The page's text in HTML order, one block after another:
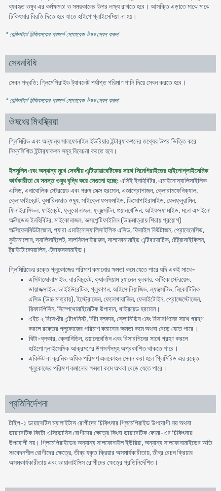
ব্যবহৃত ওষুধ এর কর্মক্ষমতা ও সময়কালের উপর লক্ষ্য রাখতে হবে। আসক্তি এড়াতে মাঝে মাঝে
চিকিৎসার বিরতি দিতে হবে যাতে হাইপোগ্লাইসেমিয়া না হয়।
* রেজিস্টার্ড চিকিৎসকের পরামর্শ মোতাবেক ঔষধ সেবন করুন'
সেবনবিধি
সেবন পদ্ধতি: গ্লিমেপিরাইড ট্যাবলেট পর্যাপ্ত পরিমাণ পানি দিয়ে সেবন করতে হবে।
* রেজিস্টার্ড চিকিৎসকের পরামর্শ মোতাবেক ঔষধ সেবন করুন'
ঔষধের মিথষ্ক্রিয়া
গ্লিমিরিড এবং অন্যান্য সালফোনাইল ইউরিয়ার ইন্টার‍্যাকশনের তথ্যের উপর ভিত্তি করে
নিম্নলিখিত ইন্টার‍্যাকশন সমূহ বিবেচনা করতে হবে।
ইনসুলিন এবং অন্যান্য মুখে সেবনীয় এন্টিডায়াবেটিকের সাথে সিমেপিরাইজের হাইপোগ্লাইসেমিক
কার্যকারীতা যে সমস্ত ওষুধ বৃদ্ধি করে সেগুলো হচ্ছে: এসিই ইনহিবিটর, এমাইনোস্যালিসাইলিক
এসিড, এনাবোলিক স্টেরয়েড এবং পরুষ সেক্স হরমোন, এজাপ্রোপাজন, ক্লোরামফেনিক্যাল,
ক্লোফাইব্রেট, কুমারিনজাত ওষুধ, সাইক্লোফসফমাইড, ডিসোপাইরামাইড, ফেনফ্লুরামিন,
ফিনাইরামিডল, ফাইব্রেট, ফ্লুকোনাজল, ফ্লুক্সেটিন, গুয়ানথেডিন, আইফসফামাইড, মনো এমাইনো
অক্সিডেজ ইনহিবিটর, মাইকোনাজল, অক্সপেন্টিফাইলিন (উচ্চমাত্রায় শিরায় প্রয়োগ)
অক্সিফেনবিউটাজোন, প্যারা এমাইনোস্যালিসাইলিক এসিড, ফিনাইল বিউটাজন, প্রোবেনেসিড,
কুইনোলোন, স্যালিসাইলেট, সালফিনপাইরাজন, সালফোনামাইড এন্টিবায়োটিক, টেট্রাসাইক্লিন,
ট্রাইটোকোয়ালিন, ট্রোফসফামাইড।
গ্লিমিরিডের রক্তে গ্লুকোজের পরিমাণ কমানোর ক্ষমতা কমে যেতে পারে যদি একই সাথে-
এসিটাজোলামাইড, বারবিচূরেট, ক্যালসিয়াম চ্যানেল ব্লকার, কর্টিকোস্টেরয়েড,
ডায়াজক্সাইড, ডাইইউরেটিক, গ্লুকাগন, আইসোনিয়াজিড, ল্যাক্সেটিভ, নিকোটিনিক
এসিড (উচ্চ মাত্রায়), ইস্ট্রোজেন, ফেনোথায়াজিন, ফেনাইটোইন, প্রোজেস্টোজেন,
রিফামপিসিন, সিম্পেথোমাইমেটিক উপাদান, থাইরয়েড হরমোন।
এইচ ২ রিসেপ্টর এন্টাগনিস্ট, বিটা ব্লকার, ক্লোনিডিন এবং রিসারপিনের সাথে গ্রহণ
করলে রক্তের গ্লুকোজের পরিমাণ কমানোর ক্ষমতা কমে অথবা বেড়ে যেতে পারে।
বিটা-ব্লকার, ক্লোনিডিন, গুয়ানেথেডিন এবং রিসারপিনের সাথে গ্রহণ করলে
হাইপোগ্লাইসেমিক আক্রমণের উপসর্গসমূহ অপ্রকাশিত থাকতে পারে।
একিউট বা ক্রনিক অধিক পরিমাণ এলকোহল সেবন করা হলে গ্লিমিরিড এর রক্তে
গ্লুকোজের পরিমাণ কমানোর ক্ষমতা কমে অথবা বেড়ে যেতে পারে।
প্রতিনির্দেশনা
টাইপ-১ ডায়াবেটিস ম্যালাইটাস রোগীদের চিকিৎসার গ্লিমেপিরাইড উপযোগী নয় অথবা
ডায়াবেটিক কিটো এসিডোসিস রোগীদের ক্ষেত্রে কিংবা ডায়াবেটিক কোমা-এর চিকিৎসায়
উপযোগী নয়। গ্লিমেপিরাইডের অন্যান্য সালফোনাইল ইউরিয়া, অন্যান্য সালফোনামাইডের অতি
সংবেদনশীল রোগীদের ক্ষেত্রে, তীব্র যকৃত ক্রিয়ার অসমার্যকারীতায়, তীব্র রেচন ক্রিয়ার
অসমকার্যকারীতায় এবং ডায়ালাইসিস রোগীদের ক্ষেত্রে প্রতিনির্দেশিত।